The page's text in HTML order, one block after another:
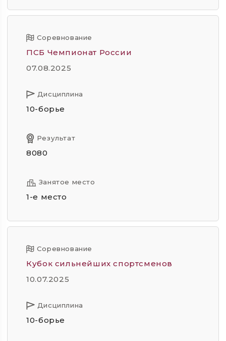
Соревнование
ПСБ Чемпионат России
07.08.2025
Дисциплина
10-борье
Результат
8080
Занятое место
1-е место
Соревнование
Кубок сильнейших спортсменов
10.07.2025
Дисциплина
10-борье